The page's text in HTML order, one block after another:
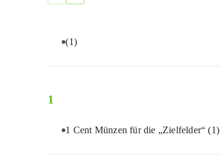
(1)
1
1 Cent Münzen für die „Zielfelder“(1)